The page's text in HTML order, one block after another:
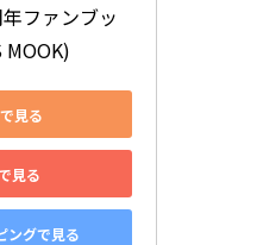
ファンブッ
MOOK)
見る
見る
ングで見る